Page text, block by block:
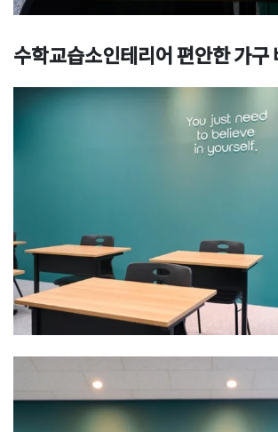
수학교습소인테리어 편안한 가구